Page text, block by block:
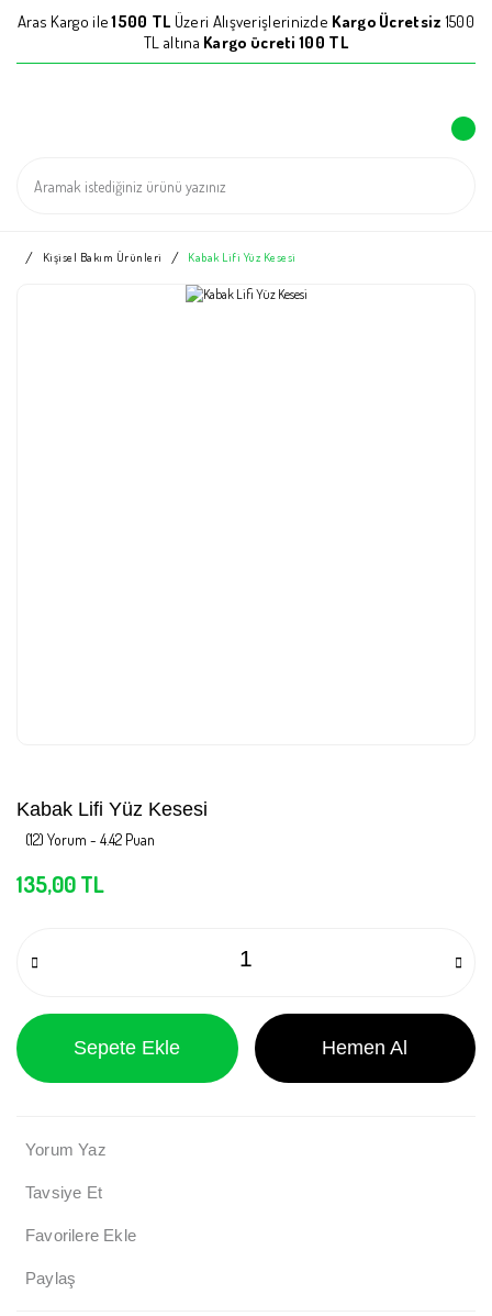
Aras Kargo ile1500 TLÜzeri Alışverişlerinizde Kargo Ücretsiz 1500
TL altına Kargo ücreti 100 TL
Kişisel Bakım Ürünleri Kabak Lifi Yüz Kesesi
Kabak Lifi Yüz Kesesi
(12) Yorum - 4.42 Puan
135,00 TL
Sepete Ekle Hemen Al
Yorum Yaz
Tavsiye Et
Paylaş